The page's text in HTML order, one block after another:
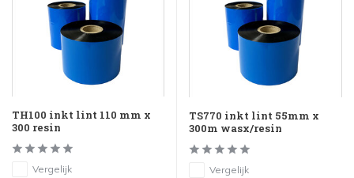
TH100 inkt lint 110 mm x
300 resin
Vergelijk
TS770 inkt lint 55mm x
300m wasx/resin
Vergelijk